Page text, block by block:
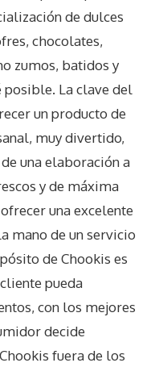
de dulces
chocolates,
zumos, batidos y
La clave del
un producto de
muy divertido,
una elaboración a
y de máxima
una excelente
mano de un servicio
de Chookis es
pueda
con los mejores
decide
fuera de los